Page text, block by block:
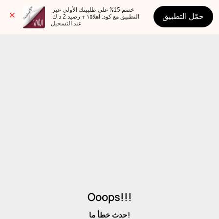
عند التسجيل
حمّل التطبيق
Ooops!!!
حدث خطأ ما!